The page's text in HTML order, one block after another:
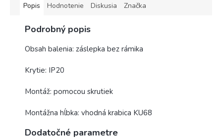
Popis Hodnotenie Diskusia Značka
Podrobný popis
Obsah balenia: záslepka bez rámika
Krytie: IP20
Montáž: pomocou skrutiek
Montážna hĺbka: vhodná krabica KU68
Dodatočné parametre